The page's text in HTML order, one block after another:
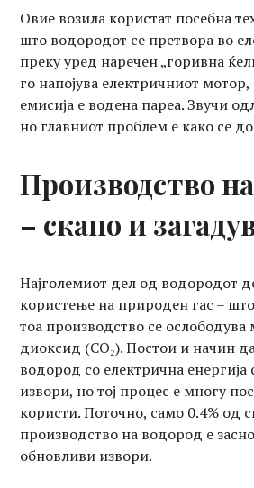
Овие возила користат посебна
што водородот се претвора во
преку уред наречен „горивна
го напојува електричниот
емисија е водена пареа. Звучи
но главниот проблем е како се
Производство
– скапо и
Најголемиот дел од водородот
користење на природен гас –
тоа производство се ослободува
диоксид (CO₂). Постои и начин
водород со електрична
извори, но тој процес е многу
користи. Поточно, само 0.4% од
производство на водород е
обновливи извори.